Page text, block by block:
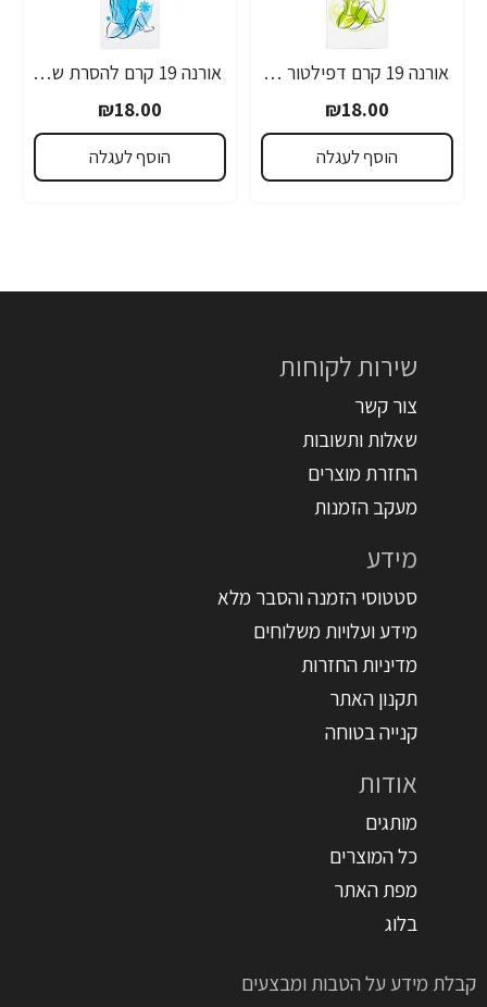
אורנה 19 קרם דפילטור לעור רגיש 80 גרם
₪18.00
הוסף לעגלה
אורנה 19 קרם להסרת שיער לקו הביקיני 90 מ"ל
₪18.00
הוסף לעגלה
שירות לקוחות
צור קשר
שאלות ותשובות
החזרת מוצרים
מעקב הזמנות
מידע
סטטוסי הזמנה והסבר מלא
מידע ועלויות משלוחים
מדיניות החזרות
תקנון האתר
קנייה בטוחה
אודות
מותגים
כל המוצרים
מפת האתר
בלוג
קבלת מידע על הטבות ומבצעים